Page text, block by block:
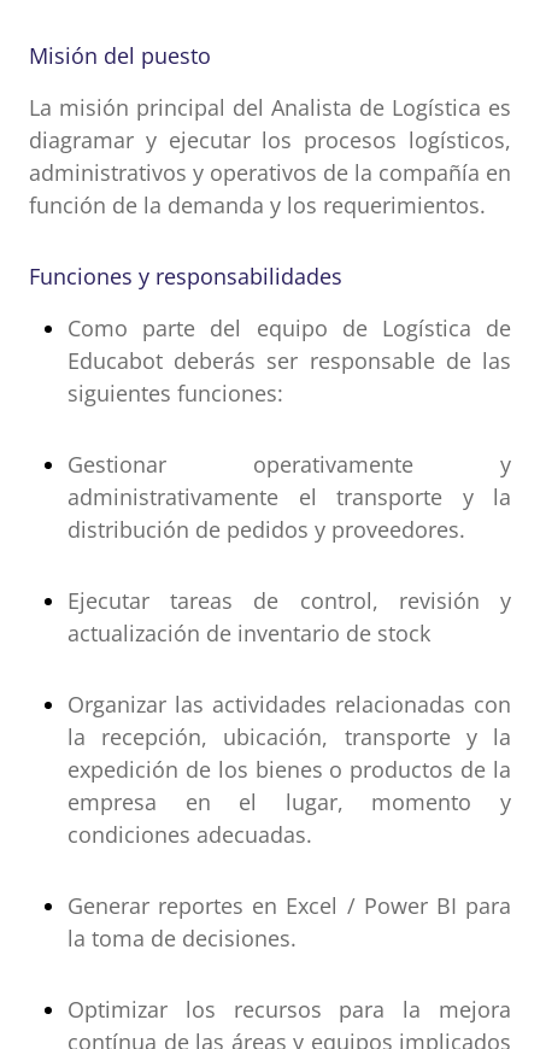
Misión del puesto
La misión principal del Analista de Logística es
diagramar y ejecutar los procesos logísticos,
administrativos y operativos de la compañía en
función de la demanda y los requerimientos.
Funciones y responsabilidades
Como parte del equipo de Logística de
Educabot deberás ser responsable de las
siguientes funciones:
Gestionar operativamente y
administrativamente el transporte y la
distribución de pedidos y proveedores.
Ejecutar tareas de control, revisión y
actualización de inventario de stock
Organizar las actividades relacionadas con
la recepción, ubicación, transporte y la
expedición de los bienes o productos de la
empresa en el lugar, momento y
condiciones adecuadas.
Generar reportes en Excel / Power BI para
la toma de decisiones.
Optimizar los recursos para la mejora
contínua de las áreas y equipos implicados